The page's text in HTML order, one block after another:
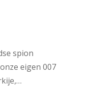
spion
eigen 007